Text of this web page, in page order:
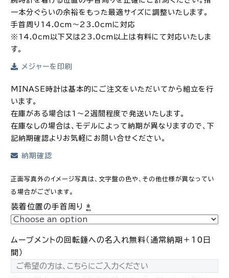
一本分ぐらいの余裕をもった最適サイズに調整いたします。
手首周り14.0cm～23.0cmに対応
※14.0cm以下又は23.0cm以上は有料にて対応いたしま
す。
メジャーを印刷
MINASE時計は基本的にご注文をいただいてから組立を行
います。
在庫がある場合は1～2週間程度で発送いたします。
在庫なしの場合は、モデルによって納期が異なりますので、下
記納期確認よりお気軽にお問い合せください。
納期確認
正面写真外のイメージ写真は、文字盤の色や、その他仕様が異なってい
る場合がございます。
装着位置の手首周り *
ムーブメントの回転錘への名入れ無料（通常納期＋10日
間）